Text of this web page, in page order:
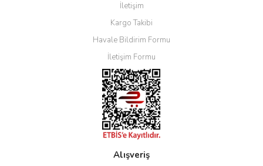
Bu ürüne benzer farklı alternatifler olmalı.
Gönder
İletişim
Kargo Takibi
Havale Bildirim Formu
İletişim Formu
Alışveriş